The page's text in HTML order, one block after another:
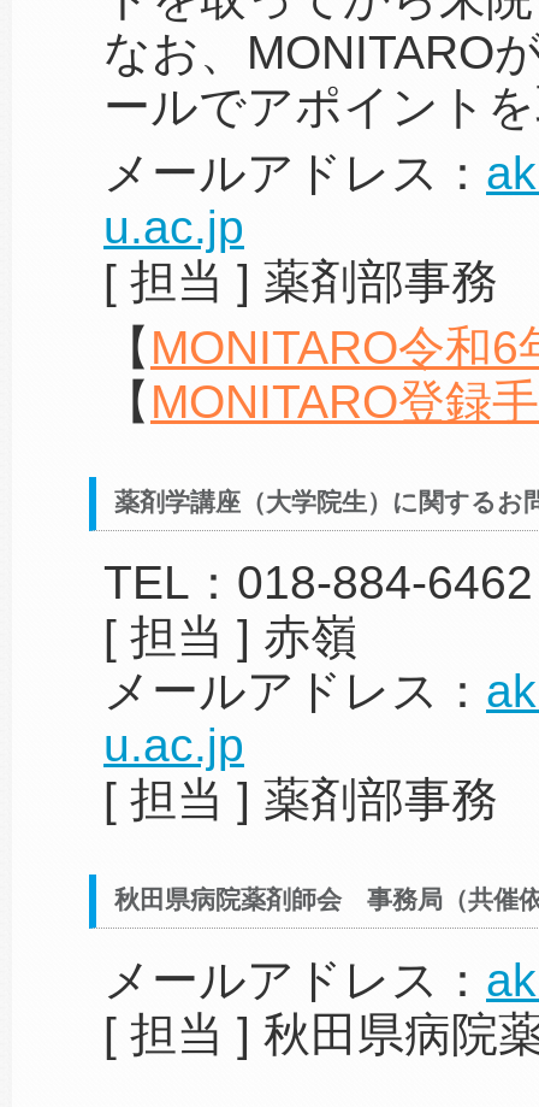
なお、MONITARO
ールでアポイント
メールアドレス：
u.ac.jp
[ 担当 ] 薬剤部事務
【 MONITARO令和
【 MONITARO登録
薬剤学講座（大学院生）に関するお
TEL：018-884-6462
[ 担当 ] 赤嶺
メールアドレス：
u.ac.jp
[ 担当 ] 薬剤部事務
秋田県病院薬剤師会 事務局（共催
メールアドレス：
[ 担当 ] 秋田県病院